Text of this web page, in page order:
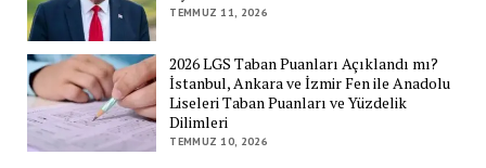
TEMMUZ 11, 2026
2026 LGS Taban Puanları Açıklandı mı?
İstanbul, Ankara ve İzmir Fen ile Anadolu
Liseleri Taban Puanları ve Yüzdelik
Dilimleri
TEMMUZ 10, 2026